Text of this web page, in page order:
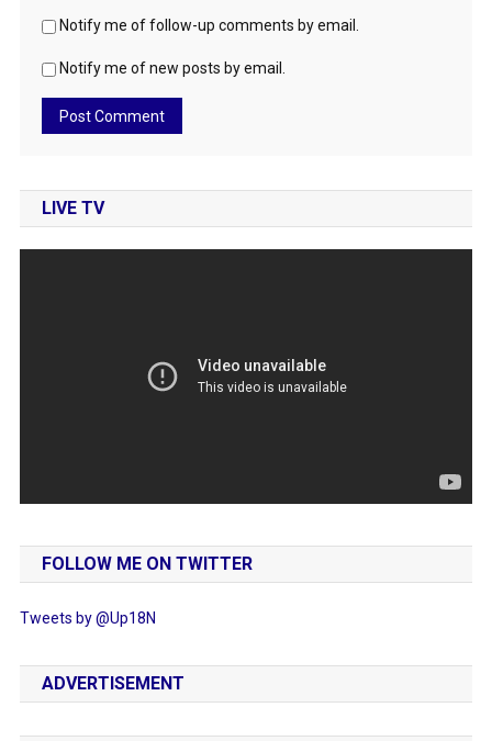
Notify me of follow-up comments by email.
Notify me of new posts by email.
LIVE TV
FOLLOW ME ON TWITTER
Tweets by @Up18N
ADVERTISEMENT